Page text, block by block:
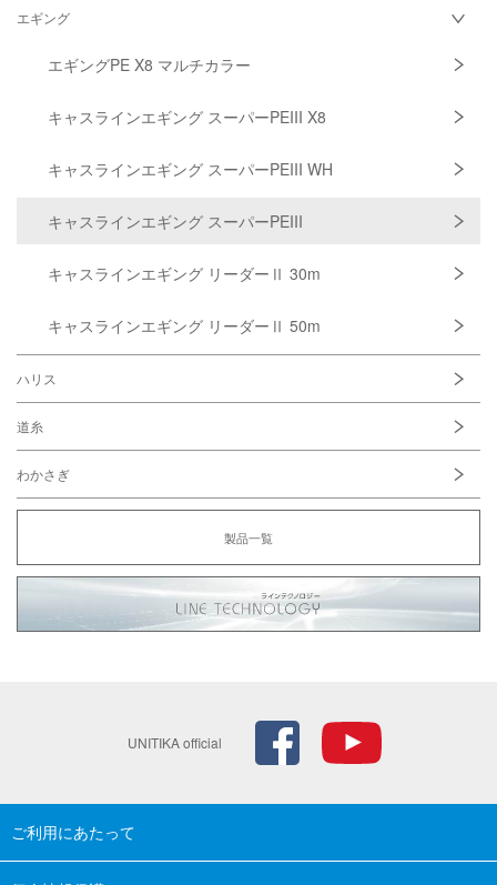
エギング
エギングPE X8 マルチカラー
キャスラインエギング スーパーPEIII X8
キャスラインエギング スーパーPEIII WH
キャスラインエギング スーパーPEIII
キャスラインエギング リーダーⅡ 30m
キャスラインエギング リーダーⅡ 50m
ハリス
道糸
わかさぎ
製品一覧
UNITIKA official
ご利用にあたって